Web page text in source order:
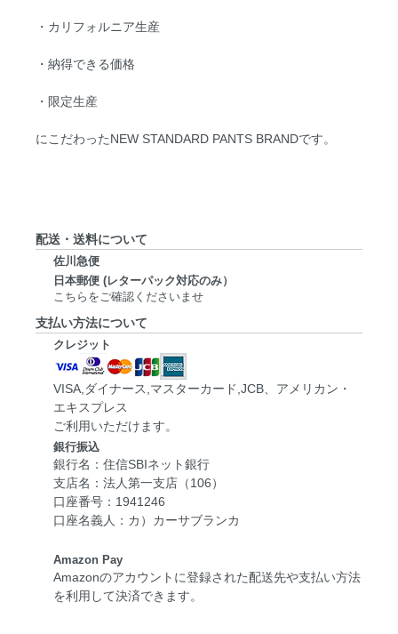
・カリフォルニア生産
・納得できる価格
・限定生産
にこだわったNEW STANDARD PANTS BRANDです。
配送・送料について
佐川急便
日本郵便 (レターパック対応のみ）
こちらをご確認くださいませ
支払い方法について
クレジット
VISA,ダイナース,マスターカード,JCB、アメリカン・
エキスプレス
ご利用いただけます。
銀行振込
銀行名：住信SBIネット銀行
支店名：法人第一支店（106）
口座番号：1941246
口座名義人：カ）カーサブランカ
Amazon Pay
Amazonのアカウントに登録された配送先や支払い方法
を利用して決済できます。